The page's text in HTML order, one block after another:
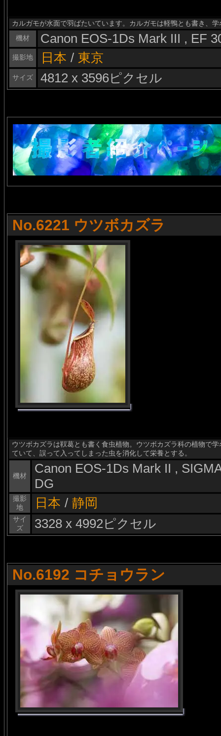
カルガモが水面で羽ばたいています。カルガモは軽鴨とも書き、
機材
Canon EOS-1Ds Mark III , EF
撮影地 日本 / 東京
サイズ 4812 x 3596ピクセル
No.6221 ウツボカズラ
ウツボカズラは靫葛とも書く食虫植物。ウツボカズラ科の植物で
ていて、誤って入ってしまった虫を消化して栄養とする。
機材
Canon EOS-1Ds Mark II ,
DG
撮影
地
日本 / 静岡
サイ
ズ
3328 x 4992ピクセル
No.6192 コチョウラン